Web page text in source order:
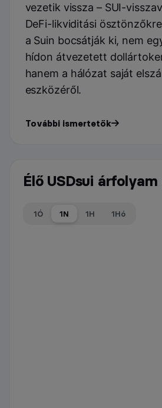
vezetik vissza – SUI-
DeFi-likviditási
a Suin bocsátják ki, nem
hídon átvezetett
hanem a hálózat saját
eszközéről.
További ismertetők
Élő USDsui
1Ó 1N 1H 1Hó